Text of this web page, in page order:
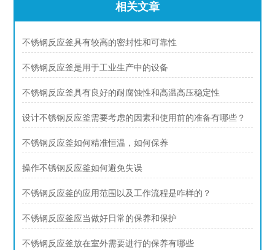
相关文章
不锈钢反应釜具有较高的密封性和可靠性
不锈钢反应釜是用于工业生产中的设备
不锈钢反应釜具有良好的耐腐蚀性和高温高压稳定性
设计不锈钢反应釜需要考虑的因素和使用前的准备有哪些？
不锈钢反应釜如何精准恒温，如何保养
操作不锈钢反应釜如何避免失误
不锈钢反应釜的应用范围以及工作流程是咋样的？
不锈钢反应釜应当做好日常的保养和保护
不锈钢反应釜放在室外需要进行的保养有哪些